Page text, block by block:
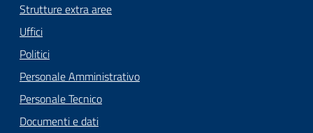
Strutture extra aree
Uffici
Politici
Personale Amministrativo
Personale Tecnico
Documenti e dati